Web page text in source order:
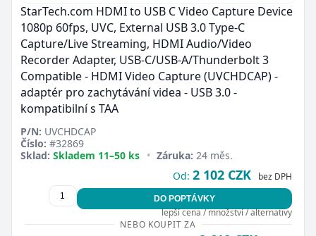
StarTech.com HDMI to USB C Video Capture Device
1080p 60fps, UVC, External USB 3.0 Type-C
Capture/Live Streaming, HDMI Audio/Video
Recorder Adapter, USB-C/USB-A/Thunderbolt 3
Compatible - HDMI Video Capture (UVCHDCAP) -
adaptér pro zachytávání videa - USB 3.0 -
kompatibilní s TAA
P/N: UVCHDCAP
Číslo: #32869
Sklad: Skladem 11–50 ks • Záruka: 24 měs.
Od: 2 102 CZK bez DPH
DO POPTÁVKY
lepší cena / množství / alternativy
NEBO KOUPIT ZA